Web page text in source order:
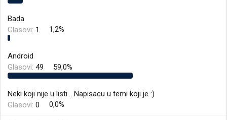
Bada
Glasovi: 1 1,2%
Android
Glasovi: 49 59,0%
Neki koji nije u listi... Napisacu u temi koji je :)
Glasovi: 0 0,0%